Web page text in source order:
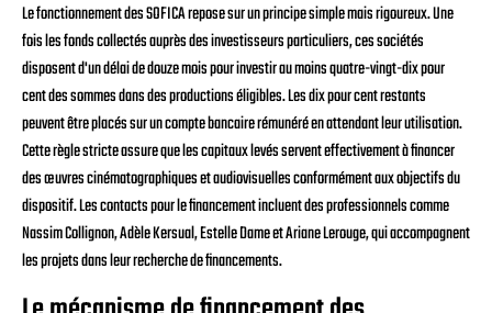
Le fonctionnement des SOFICA repose sur un principe simple mais rigoureux. Une
fois les fonds collectés auprès des investisseurs particuliers, ces sociétés
disposent d'un délai de douze mois pour investir au moins quatre-vingt-dix pour
cent des sommes dans des productions éligibles. Les dix pour cent restants
peuvent être placés sur un compte bancaire rémunéré en attendant leur utilisation.
Cette règle stricte assure que les capitaux levés servent effectivement à financer
des œuvres cinématographiques et audiovisuelles conformément aux objectifs du
dispositif. Les contacts pour le financement incluent des professionnels comme
Nassim Collignon, Adèle Kersual, Estelle Dame et Ariane Lerouge, qui accompagnent
les projets dans leur recherche de financements.